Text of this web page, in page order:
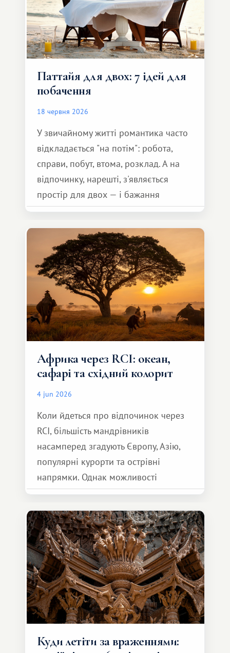
Паттайя для двох: 7 ідей для
побачення
18 червня 2026
У звичайному житті романтика часто
відкладається "на потім": робота,
справи, побут, втома, розклад. А на
відпочинку, нарешті, з'являється
простір для двох — і бажання
зробити для близької людини щось
особливе. Не обов'язково масштабне,
але тепле і незабутнє :)
Африка через RCI: океан,
сафарі та східний колорит
4 jun 2026
Коли йдеться про відпочинок через
RCI, більшість мандрівників
насамперед згадують Європу, Азію,
популярні курорти та острівні
напрямки. Однак можливості
обмінної системи значно ширші.
Серед них є і Африка – континент,
який здатний подарувати зовсім
інший формат подорожі.
Куди летіти за враженнями: